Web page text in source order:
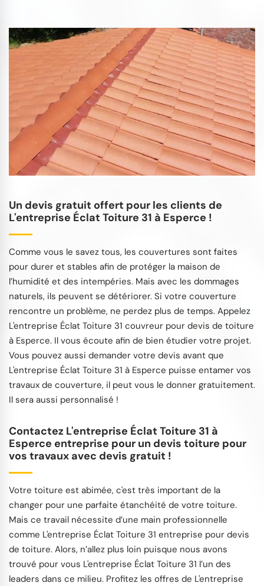
Un devis gratuit offert pour les clients de
L'entreprise Éclat Toiture 31 à Esperce !
Comme vous le savez tous, les couvertures sont faites
pour durer et stables afin de protéger la maison de
l’humidité et des intempéries. Mais avec les dommages
naturels, ils peuvent se détériorer. Si votre couverture
rencontre un problème, ne perdez plus de temps. Appelez
L'entreprise Éclat Toiture 31 couvreur pour devis de toiture
à Esperce. Il vous écoute afin de bien étudier votre projet.
Vous pouvez aussi demander votre devis avant que
L'entreprise Éclat Toiture 31 à Esperce puisse entamer vos
travaux de couverture, il peut vous le donner gratuitement.
Il sera aussi personnalisé !
Contactez L'entreprise Éclat Toiture 31 à
Esperce entreprise pour un devis toiture pour
vos travaux avec devis gratuit !
Votre toiture est abimée, c'est très important de la
changer pour une parfaite étanchéité de votre toiture.
Mais ce travail nécessite d’une main professionnelle
comme L'entreprise Éclat Toiture 31 entreprise pour devis
de toiture. Alors, n’allez plus loin puisque nous avons
trouvé pour vous L'entreprise Éclat Toiture 31 l’un des
leaders dans ce milieu. Profitez les offres de L'entreprise